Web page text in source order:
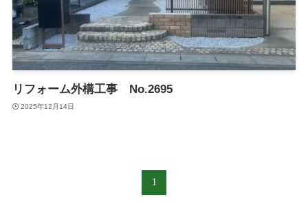
リフォーム外構工事 No.2695
2025年12月14日
1